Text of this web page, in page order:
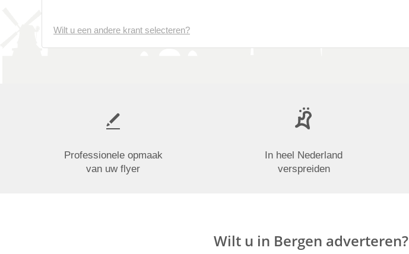
Wilt u een andere krant selecteren?
Professionele opmaak
van uw flyer
In heel Nederland
verspreiden
Wilt u in Bergen adverteren?